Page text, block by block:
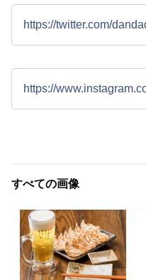
https://twitter.com/
https://
すべての画像